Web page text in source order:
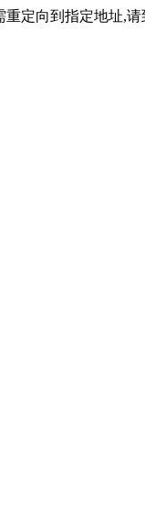
定向到指定地址,